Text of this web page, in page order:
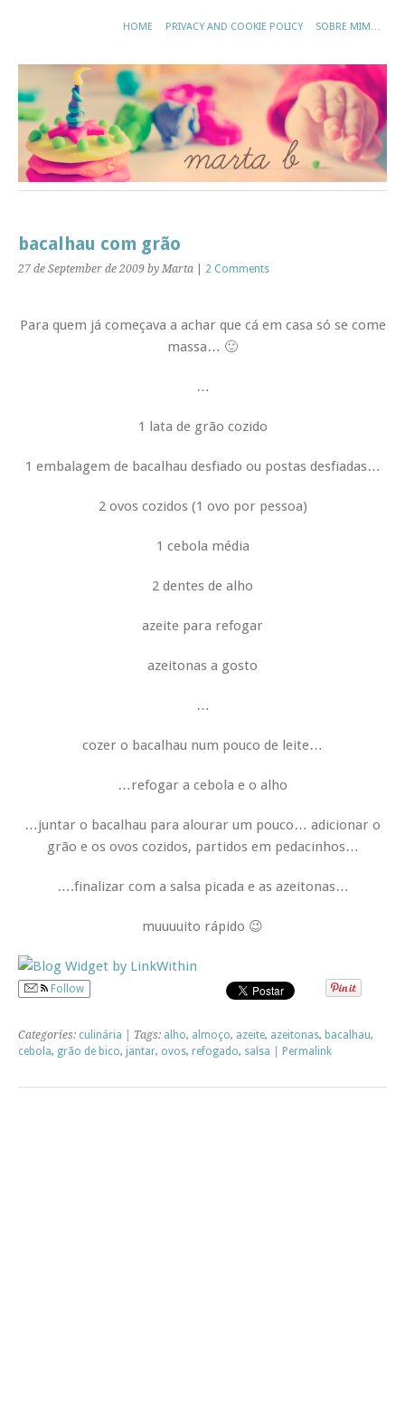
HOME PRIVACY AND COOKIE POLICY SOBRE MIM…
bacalhau com grão
27 de September de 2009 by Marta 2 Comments
Para quem já começava a achar que cá em casa só se come
massa… 🙂
…
1 lata de grão cozido
1 embalagem de bacalhau desfiado ou postas desfiadas…
2 ovos cozidos (1 ovo por pessoa)
1 cebola média
2 dentes de alho
azeite para refogar
azeitonas a gosto
…
cozer o bacalhau num pouco de leite…
…refogar a cebola e o alho
…juntar o bacalhau para alourar um pouco… adicionar o
grão e os ovos cozidos, partidos em pedacinhos…
….finalizar com a salsa picada e as azeitonas…
muuuuito rápido 😉
Follow
Categories: culinária | Tags: alho, almoço, azeite, azeitonas, bacalhau,
cebola, grão de bico, jantar, ovos, refogado, salsa Permalink